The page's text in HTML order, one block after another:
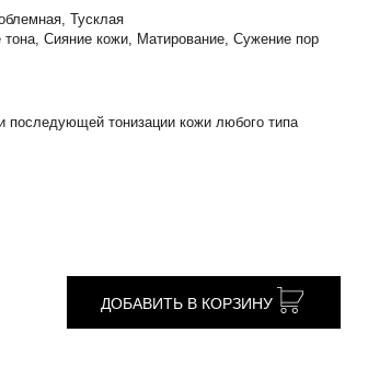
Тусклая
Сияние кожи, Матирование, Сужение пор
тонизации кожи любого типа
ДОБАВИТЬ В КОРЗИНУ